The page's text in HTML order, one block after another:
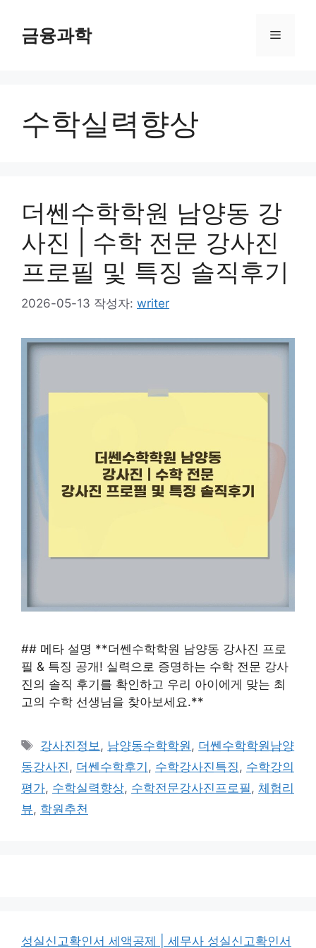
금융과학 메
수학실력향상
더쎈수학학원 남양동 강
사진 | 수학 전문 강사진
프로필 및 특징 솔직후기
2026-05-13 작성자: writer
## 메타 설명 **더쎈수학학원 남양동 강사진 프로
필 & 특징 공개! 실력으로 증명하는 수학 전문 강사
진의 솔직 후기를 확인하고 우리 아이에게 맞는 최
고의 수학 선생님을 찾아보세요.**
태
그
강사진정보 , 남양동수학학원 , 더쎈수학학원남양
동강사진 , 더쎈수학후기 , 수학강사진특징 , 수학강의
평가, 수학실력향상, 수학전문강사진프로필 , 체험리
뷰, 학원추천
성실신고확인서 세액공제 | 세무사 성실신고확인서